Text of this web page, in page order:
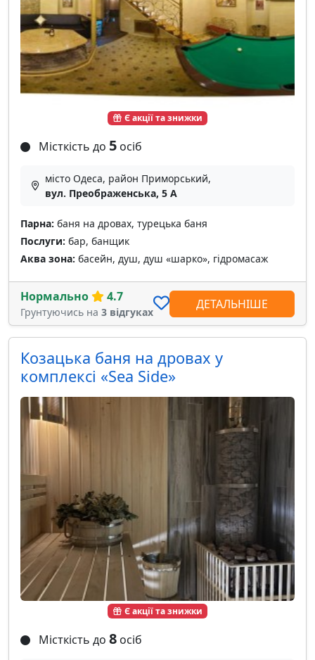
Є акції та знижки
Місткість до 5 осіб
місто Одеса, район Приморський,
вул. Преображенська, 5 А
Парна: баня на дровах, турецька баня
Послуги: бар, банщик
Аква зона: басейн, душ, душ «шарко», гідромасаж
Нормально 4.7
Грунтуючись на 3 відгуках
ДЕТАЛЬНІШЕ
Є акції та знижки
Козацька баня на дровах у
комплексі «Sea Side»
Місткість до 8 осіб